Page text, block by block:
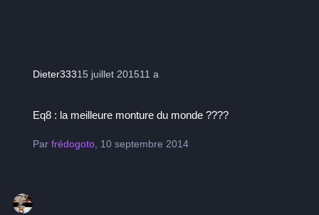
Dieter33315 juillet 201511 a
Eq8 : la meilleure monture du monde ????
Parfrédogoto 10 septembre 2014